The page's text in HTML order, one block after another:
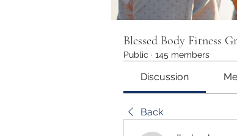
Blessed Body Fitness
Public · 145 members
Discussion
Back